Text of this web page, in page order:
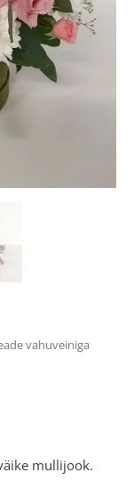
vahuveiniga
mullijook.